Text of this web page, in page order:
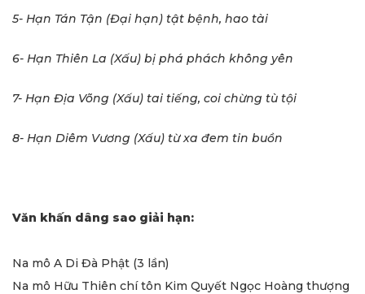
5- Hạn Tán Tận (Đại hạn) tật bệnh, hao tài
6- Hạn Thiên La (Xấu) bị phá phách không yên
7- Hạn Địa Võng (Xấu) tai tiếng, coi chừng tù tội
8- Hạn Diêm Vương (Xấu) từ xa đem tin buồn
Văn khấn dâng sao giải hạn:
Na mô A Di Đà Phật (3 lần)
Na mô Hữu Thiên chí tôn Kim Quyết Ngọc Hoàng thượng